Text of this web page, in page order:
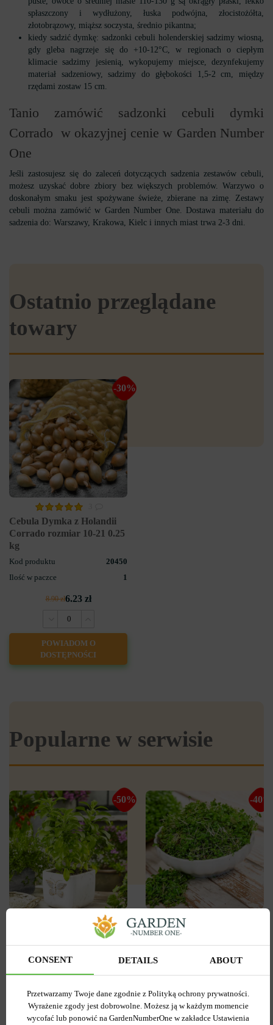
spłaszczony i wydłużony, łuska podwójna, złocistożółta,
złotobrązowy, miąższ soczysta, średnio pikantna;
kiedy sadzić dymkę: sadzonki cebuli holenderskiej sadzimy wiosną,
gdy gleba nagrzeje się do +10-12°C, w regionach o ciepłym
klimacie sadzimy jesienią, wykopujemy miejsce, dezynfekujemy
materiał sadzeniowy, sadzimy do głębokości 1,5-2 cm, między
rzędami zostaw 15 cm.
Tanio zamówić sadzonki cebuli dymki
Corrado w okazyjnej cenie w Garden Number
One
Jeśli zastosujesz się do zaleceń dotyczących sadzenia zestawów cebuli,
możesz uzyskać dobre zbiory bez większych problemów. Warzywo o
doskonałym smaku jest spożywane świeże, zbierane na zimę. Zestawy
cebuli można zamówić w Garden Number One. Dostawa materiału do
sadzenia do: Warszawy, Krakowa, Kielc i innych miast trwa 2-3 dni.
Ostatnio przeglądane
towary
-30%
Cebula Dymka z Holandii
Corrado rozmiar 10-21 0.25
kg
Kod produktu
20450
Ilość w paczce
1
8.90 zł6.23 zł
POWIADOM O
DOSTĘPNOŚCI
Popularne w serwisie
-50%
Stewia 0.01 g
Kod produktu
19818
Ilość w paczce
1
-40%
Nasiona na kiełki Gorczyca
Kod produktu
19786
Ilość w paczce
CONSENT DETAILS ABOUT
Przetwarzamy Twoje dane zgodnie z Polityką ochrony prywatności.
Wyrażenie zgody jest dobrowolne. Możesz ją w każdym momencie
wycofać lub ponowić na GardenNumberOne w zakładce Ustawienia